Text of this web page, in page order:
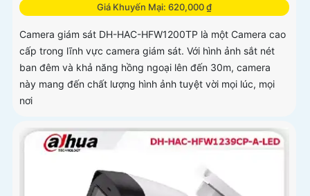
Giá Khuyến Mại: 620,000 ₫
Camera giám sát DH-HAC-HFW1200TP là một Camera cao
cấp trong lĩnh vực camera giám sát. Với hình ảnh sắt nét
ban đêm và khả năng hồng ngoại lên đến 30m, camera
này mang đến chất lượng hình ảnh tuyệt vời mọi lúc, mọi
nơi